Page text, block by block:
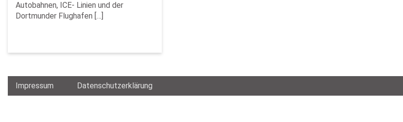
Autobahnen, ICE- Linien und der
Dortmunder Flughafen […]
Impressum Datenschutzerklärung